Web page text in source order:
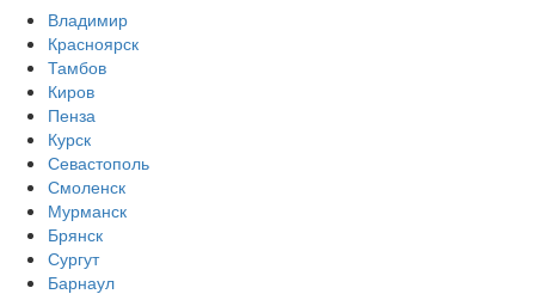
Владимир
Красноярск
Тамбов
Киров
Пенза
Курск
Севастополь
Смоленск
Мурманск
Брянск
Сургут
Барнаул